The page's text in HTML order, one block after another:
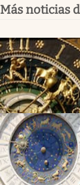
Más noticias